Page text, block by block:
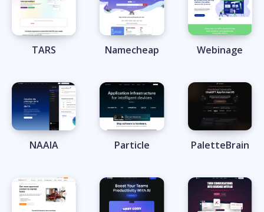
TARS Namecheap Webinage
NAAIA Particle PaletteBrain